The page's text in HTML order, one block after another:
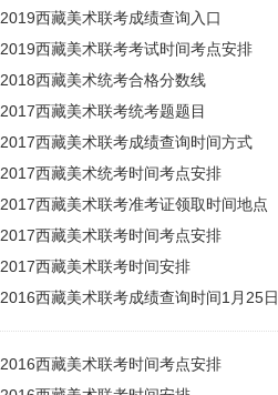
2019西藏美术联考成绩查询入口
2019西藏美术联考考试时间考点安排
2018西藏美术统考合格分数线
2017西藏美术联考统考题题目
2017西藏美术联考成绩查询时间方式
2017西藏美术统考时间考点安排
2017西藏美术联考准考证领取时间地点
2017西藏美术联考时间考点安排
2017西藏美术联考时间安排
2016西藏美术联考成绩查询时间1月25日
2016西藏美术联考时间考点安排